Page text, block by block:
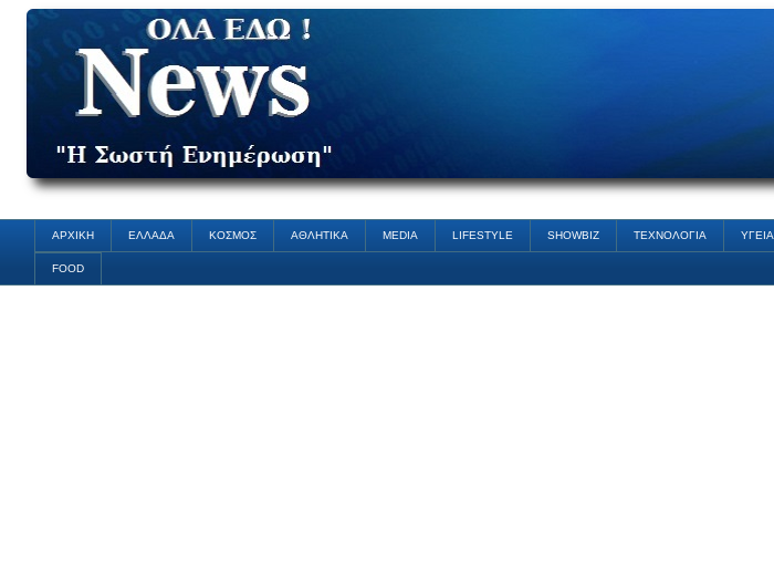
ΑΡΧΙΚΗ ΕΛΛΑΔΑ ΚΟΣΜΟΣ ΑΘΛΗΤΙΚΑ MEDIA LIFESTYLE SHOWBIZ ΤΕΧΝΟΛΟΓΙΑ ΥΓΕΙΑ
FOOD